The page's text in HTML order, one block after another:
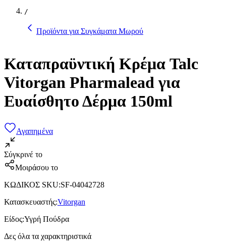
/
Προϊόντα για Συγκάματα Μωρού
Καταπραϋντική Κρέμα Talc
Vitorgan Pharmalead για
Ευαίσθητο Δέρμα 150ml
Αγαπημένα
Σύγκρινέ το
Μοιράσου το
ΚΩΔΙΚΟΣ SKU:SF-04042728
Κατασκευαστής:Vitorgan
Είδος:Υγρή Πούδρα
Δες όλα τα χαρακτηριστικά